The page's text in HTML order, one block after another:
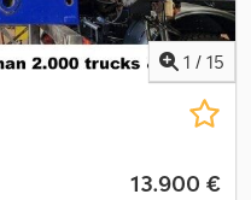
1 / 15
13.900 €